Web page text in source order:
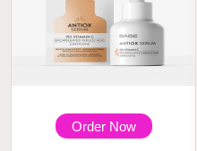
Order Now